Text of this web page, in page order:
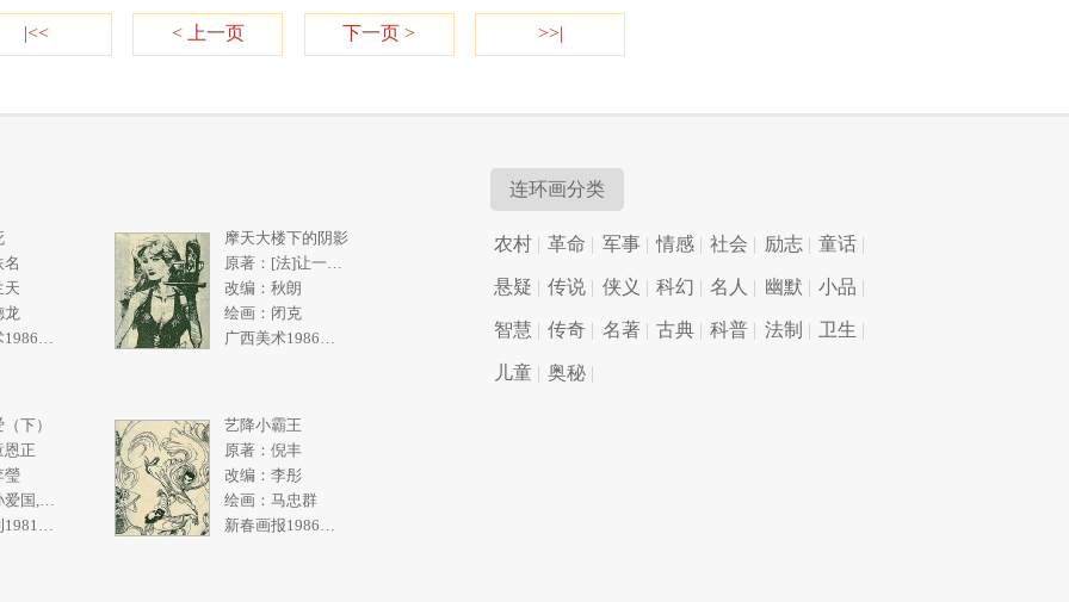
|<< < 上一页 下一页 > >>|
名
天
龙
摩天大楼下的阴影
改编：秋朗
绘画：闭克
下）
恩正
瑩
艺降小霸王
原著：倪丰
改编：李彤
绘画：马忠群
连环画分类
农村 革命 军事 情感 社会 励志 童话
悬疑 传说 侠义 科幻 名人 幽默 小品
智慧 传奇 名著 古典 科普 法制 卫生
儿童 奥秘